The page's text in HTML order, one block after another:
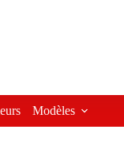
Modèles